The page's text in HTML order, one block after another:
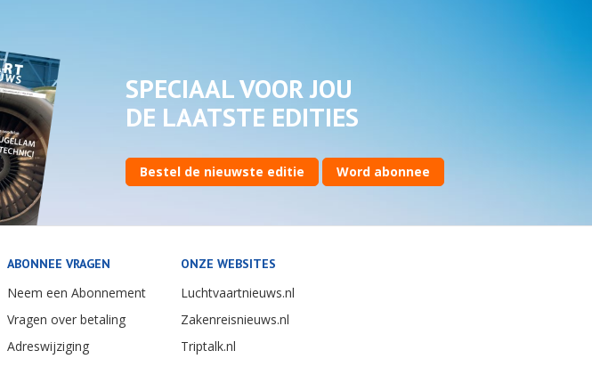
SPECIAAL VOOR JOU
DE LAATSTE EDITIES
Bestel de nieuwste editie Word abonnee
ABONNEE VRAGEN
Neem een Abonnement
Vragen over betaling
Adreswijziging
ONZE WEBSITES
Luchtvaartnieuws.nl
Zakenreisnieuws.nl
Triptalk.nl